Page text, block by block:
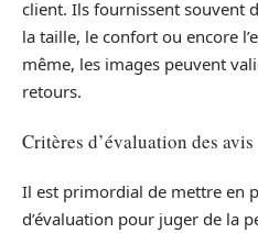
client. Ils fournissent souvent
la taille, le confort ou encore
même, les images peuvent
retours.
Critères d’évaluation des avis
Il est primordial de mettre en
d’évaluation pour juger de la